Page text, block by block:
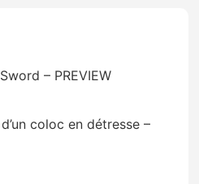
– PREVIEW
coloc en détresse –